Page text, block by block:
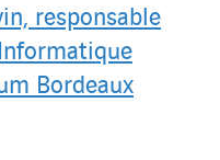
responsable
Bordeaux